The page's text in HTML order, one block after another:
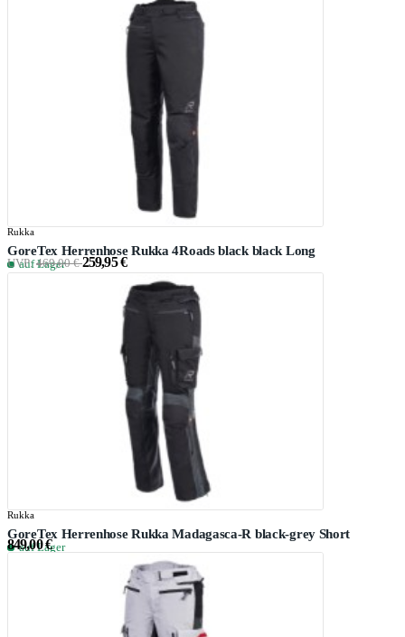
Rukka
GoreTex Herrenhose Rukka 4Roads black black Long
auf Lager
UVP:469,00 € 259,95 €
Rukka
GoreTex Herrenhose Rukka Madagasca-R black-grey Short
auf Lager
849,00 €